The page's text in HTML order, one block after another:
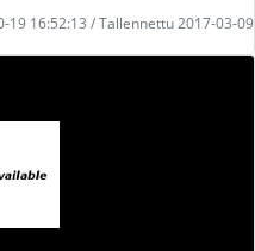
19 16:52:13 / Tallennettu 2017-03-09